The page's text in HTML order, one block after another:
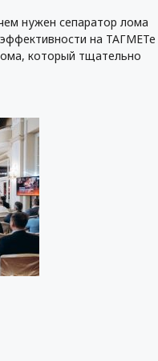
нужен сепаратор лома
на ТАГМЕТе
который тщательно